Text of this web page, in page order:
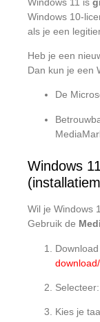
Windows 10-
als je een
Heb je een
Dan kun je een
De
Windows
Wil je Windows
Gebruik de
Kies je